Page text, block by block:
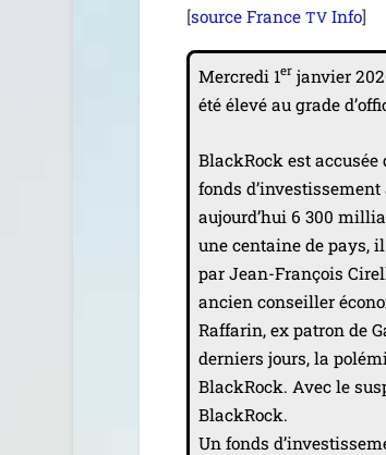
[source FranceTV Info]
Mercredi 1er jan­vier
été éle­vé au grade
BlackRock est
fonds
aujourd’­hui 6 300
une cen­taine de pays,
par Jean-François
ancien conseiller
Raffarin, ex patron de
der­niers jours, la
BlackRock. Avec le
BlackRock.
Un fonds